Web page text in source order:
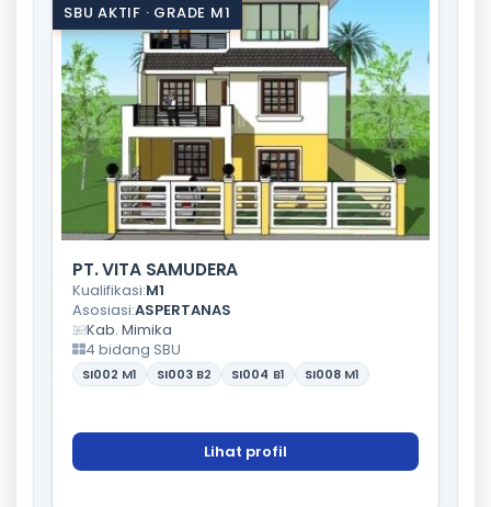
SBU AKTIF · GRADE M1
PT. VITA SAMUDERA
Kualifikasi:M1
Asosiasi:ASPERTANAS
Kab. Mimika
4 bidang SBU
SI002 M1 SI003 B2 SI004 B1 SI008 M1
Lihat profil